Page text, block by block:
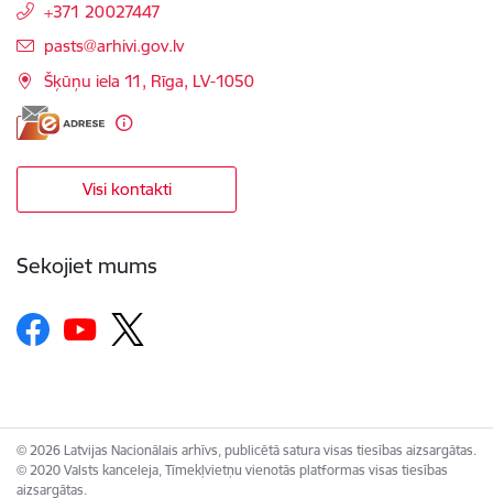
+371 20027447
E-pasts:
pasts@arhivi.gov.lv
Šķūņu iela 11, Rīga, LV-1050
Visi kontakti
Sekojiet mums
© 2026 Latvijas Nacionālais arhīvs, publicētā satura visas tiesības aizsargātas.
© 2020 Valsts kanceleja, Tīmekļvietņu vienotās platformas visas tiesības
aizsargātas.